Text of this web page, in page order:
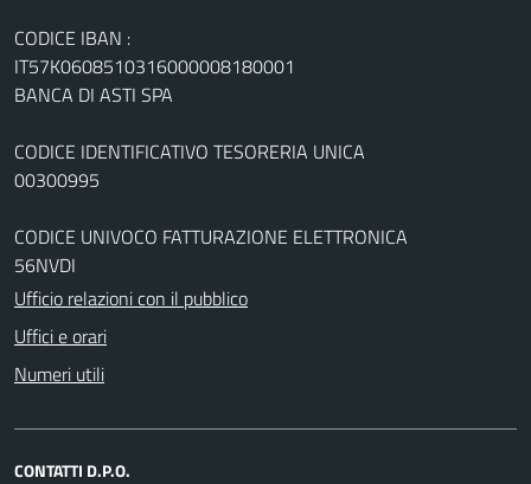
CODICE IBAN :
IT57K0608510316000008180001
BANCA DI ASTI SPA
CODICE IDENTIFICATIVO TESORERIA UNICA
00300995
CODICE UNIVOCO FATTURAZIONE ELETTRONICA
56NVDI
Ufficio relazioni con il pubblico
Uffici e orari
Numeri utili
CONTATTI D.P.O.